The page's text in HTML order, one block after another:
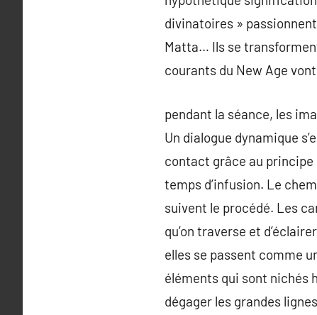
divinatoires »
Matta… Ils se
courants du New Age
pendant la séance, les
Un dialogue dynamique
contact grâce au
temps d’infusion. Le
suivent le procédé. Les
qu’on traverse et
elles se passent comme
éléments qui sont nichés
dégager les grandes